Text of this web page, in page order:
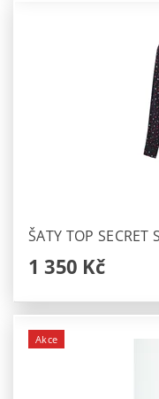
ŠATY TOP
1 350 Kč
Akce